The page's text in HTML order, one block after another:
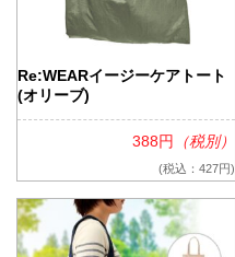
Re:WEARイージーケアトート
(オリーブ)
388円 （税別）
(税込：427円)